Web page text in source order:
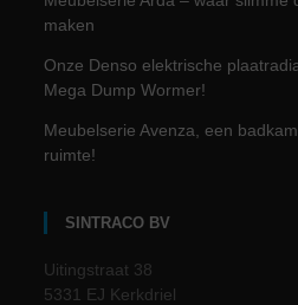
maken
Onze Denso elektrische
Mega Dump Wormer!
Meubelserie Avenza, een
ruimte!
SINTRACO BV
Uitingstraat 38
5331 EJ Kerkdriel